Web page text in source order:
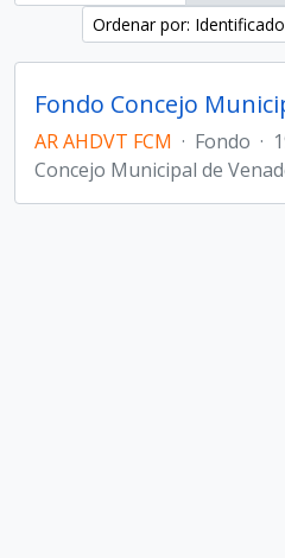
Ordenar por:
AR AHDVT FCM · Fondo ·
Concejo Municipal de